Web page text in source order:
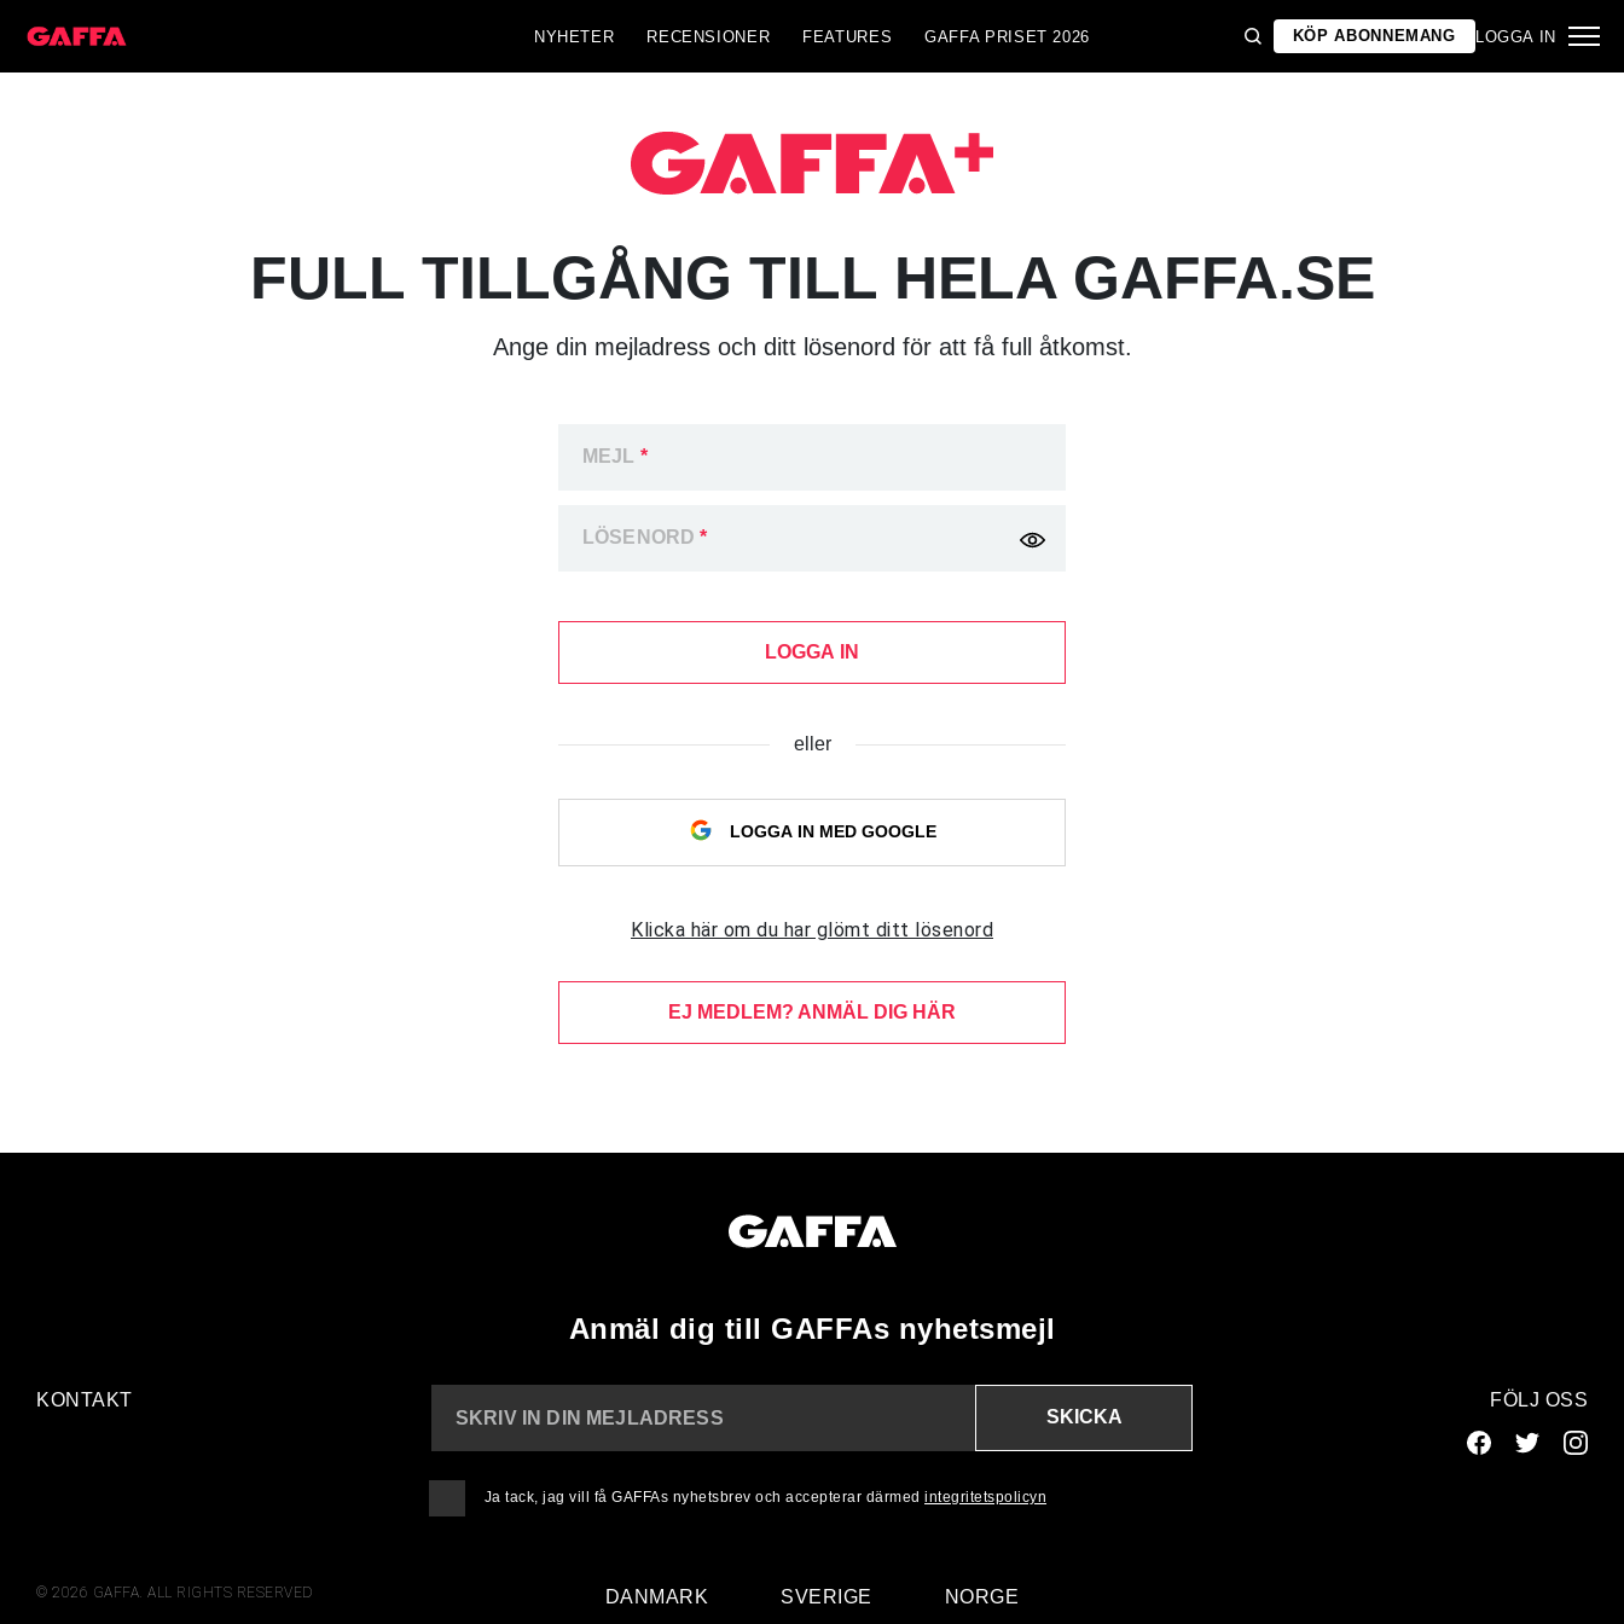
NYHETER RECENSIONER FEATURES GAFFA PRISET 2026 KÖP ABONNEMANG LOGGA IN
FULL TILLGÅNG TILL HELA GAFFA.SE
Ange din mejladress och ditt lösenord för att få full åtkomst.
MEJL *
LÖSENORD*
LOGGA IN
eller
LOGGA IN MED GOOGLE
Klicka här om du har glömt ditt lösenord
EJ MEDLEM? ANMÄL DIG HÄR
Anmäl dig till GAFFAs nyhetsmejl
KONTAKT
SKRIV IN DIN MEJLADRESS
SKICKA
Ja tack, jag vill få GAFFAs nyhetsbrev och accepterar därmed integritetspolicyn
FÖLJ OSS
© 2026 GAFFA. ALL RIGHTS RESERVED DANMARK SVERIGE NORGE